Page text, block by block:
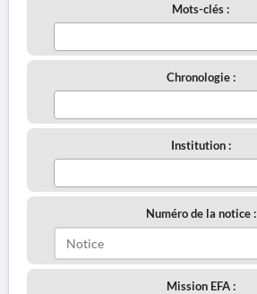
Mots-clés :
Chronologie :
Institution :
Numéro de la notice :
Mission EFA :